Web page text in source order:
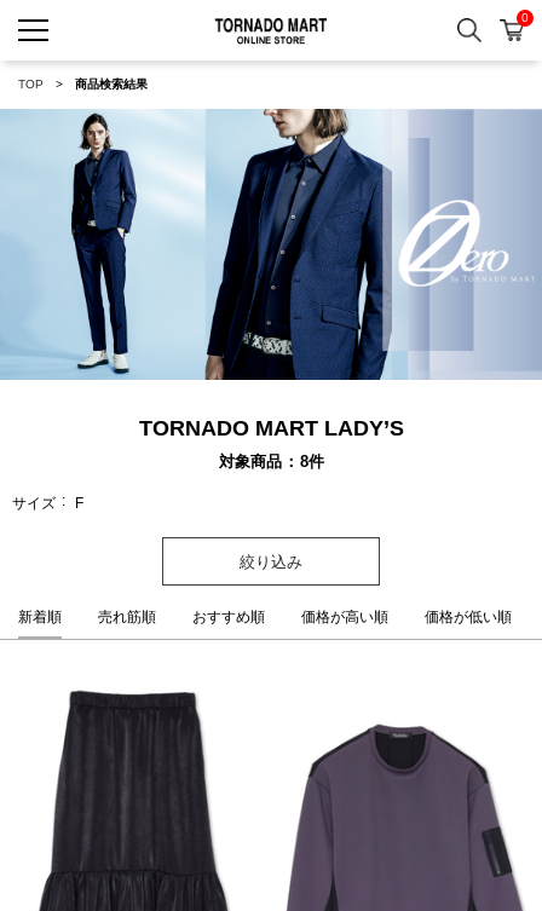
検索 カ
0
TOP 商品検索結果
TORNADO MART LADY’S
対象商品 8件
サイズ F
絞り込み
新着順 売れ筋順 おすすめ順 価格が高い順 価格が低い順